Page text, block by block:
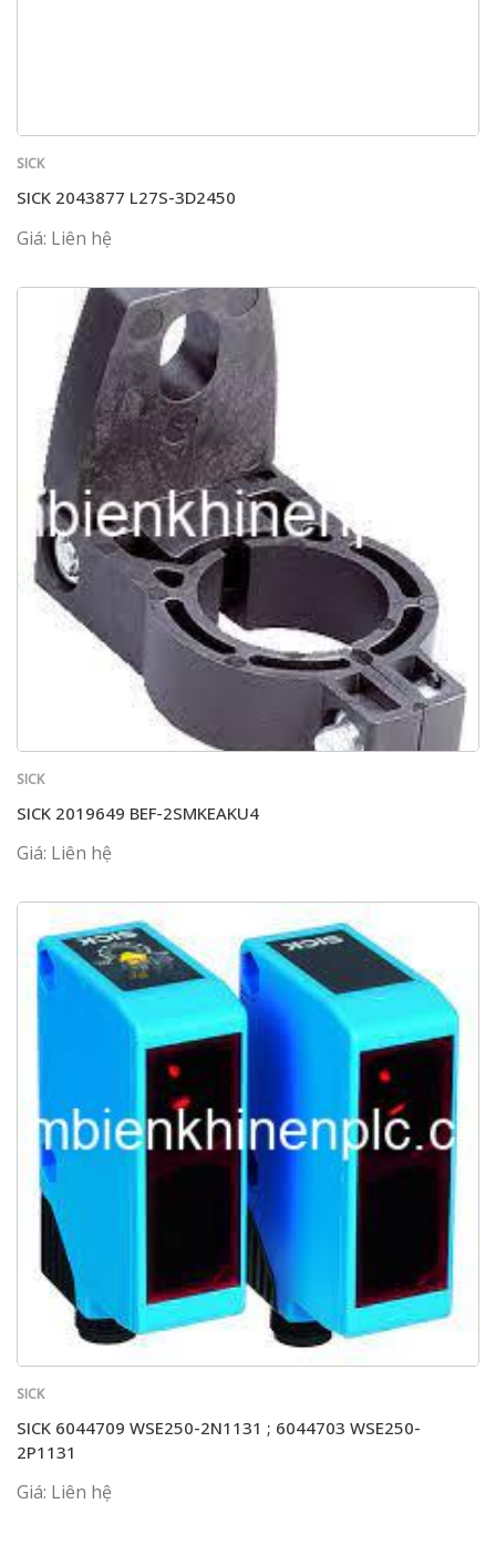
SICK
SICK 2043877 L27S-3D2450
Giá: Liên hệ
SICK
SICK 2019649 BEF-2SMKEAKU4
Giá: Liên hệ
SICK
SICK 6044709 WSE250-2N1131 ; 6044703 WSE250-
2P1131
Giá: Liên hệ